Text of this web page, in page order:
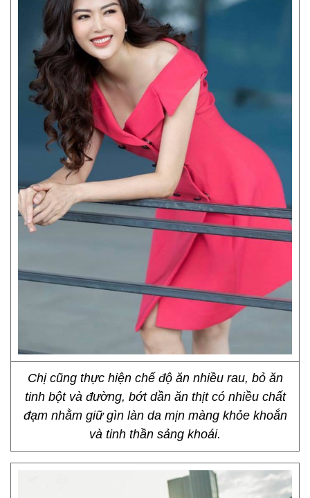
Chị cũng thực hiện chế độ ăn nhiều rau, bỏ ăn
tinh bột và đường, bớt dần ăn thịt có nhiều chất
đạm nhằm giữ gìn làn da mịn màng khỏe khoắn
và tinh thần sảng khoái.